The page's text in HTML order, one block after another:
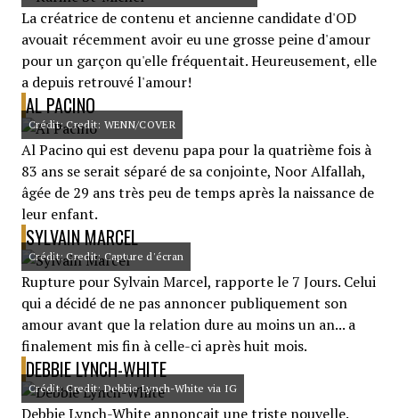
La créatrice de contenu et ancienne candidate d'OD
avouait récemment avoir eu une grosse peine d'amour
pour un garçon qu'elle fréquentait. Heureusement, elle
a depuis retrouvé l'amour!
AL PACINO
Crédit: Credit: WENN/COVER
Al Pacino qui est devenu papa pour la quatrième fois à
83 ans se serait séparé de sa conjointe, Noor Alfallah,
âgée de 29 ans très peu de temps après la naissance de
leur enfant.
SYLVAIN MARCEL
Crédit: Credit: Capture d'écran
Rupture pour Sylvain Marcel, rapporte le 7 Jours. Celui
qui a décidé de ne pas annoncer publiquement son
amour avant que la relation dure au moins un an... a
finalement mis fin à celle-ci après huit mois.
DEBBIE LYNCH-WHITE
Crédit: Credit: Debbie Lynch-White via IG
Debbie Lynch-White annonçait une triste nouvelle.